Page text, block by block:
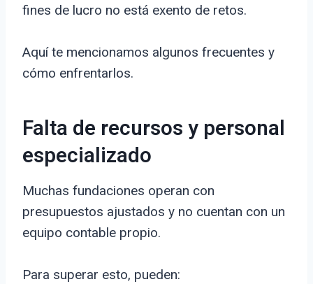
fines de lucro no está exento de retos.
Aquí te mencionamos algunos frecuentes y
cómo enfrentarlos.
Falta de recursos y personal
especializado
Muchas fundaciones operan con
presupuestos ajustados y no cuentan con un
equipo contable propio.
Para superar esto, pueden: